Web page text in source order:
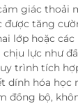
giác thoải
được tăng
lớp hoặc
lực như
trình tích
dính hóa
đồng bộ,